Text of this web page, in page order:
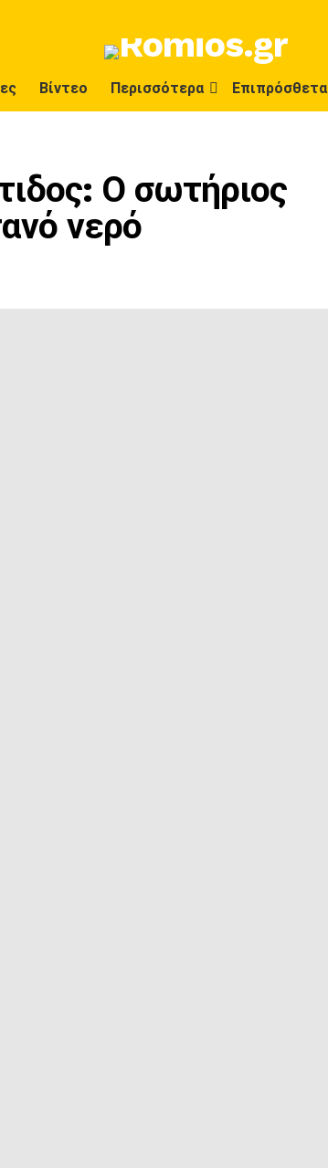
Βίντεο Περισσότερα Επιπρόσθετα
Ο σωτήριος
νερό